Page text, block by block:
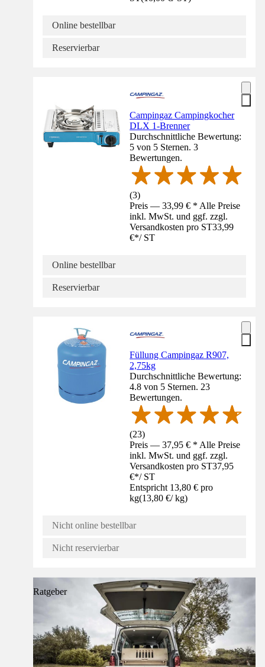
Online bestellbar
Reservierbar
Campingaz Campingkocher
DLX 1-Brenner
Durchschnittliche Bewertung:
5 von 5 Sternen. 3
Bewertungen.
(3)
Preis — 33,99 € * Alle Preise
inkl. MwSt. und ggf. zzgl.
Versandkosten pro ST33,99
€*/ ST
Online bestellbar
Reservierbar
Füllung Campingaz R907,
2,75kg
Durchschnittliche Bewertung:
4.8 von 5 Sternen. 23
Bewertungen.
(23)
Preis — 37,95 € * Alle Preise
inkl. MwSt. und ggf. zzgl.
Versandkosten pro ST37,95
€*/ ST
Entspricht 13,80 € pro
kg(13,80 €/ kg)
Nicht online bestellbar
Nicht reservierbar
Ratgeber